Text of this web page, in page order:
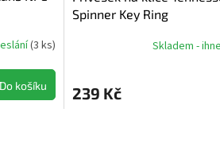
(3 ks)
košíku
Spinner Key Ring
Skladem -
239 Kč